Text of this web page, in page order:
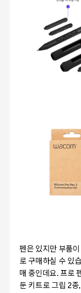
펜은 있지만 부품
로 구매하실 수 있
매 중인데요. 프로
둔 키트로 그립 2